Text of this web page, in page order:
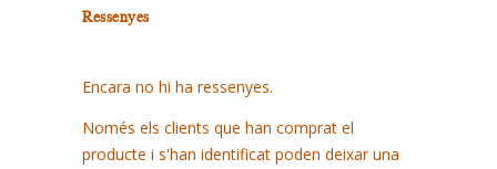
Ressenyes
Encara no hi ha ressenyes.
Només els clients que han comprat el
producte i s'han identificat poden deixar una